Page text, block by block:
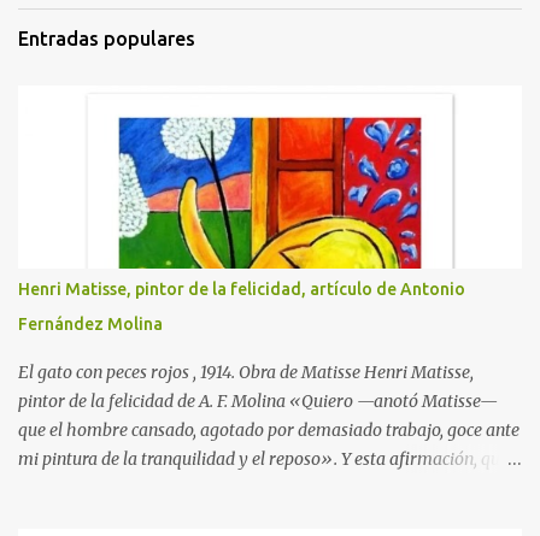
o
Entradas populares
Henri Matisse, pintor de la felicidad, artículo de Antonio
Fernández Molina
El gato con peces rojos , 1914. Obra de Matisse Henri Matisse,
pintor de la felicidad de A. F. Molina «Quiero —anotó Matisse—
que el hombre cansado, agotado por demasiado trabajo, goce ante
mi pintura de la tranquilidad y el reposo». Y esta afirmación, que